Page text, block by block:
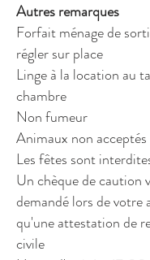
Autres remarques
Forfait ménage de
régler sur place
Linge à la location au
chambre
Non fumeur
Animaux non acceptés
Les fêtes sont
Un chèque de caution
demandé lors de votre
qu'une attestation de
civile